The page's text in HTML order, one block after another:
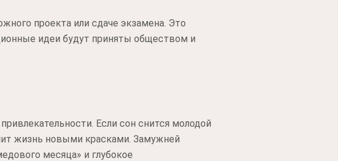
проекта или сдаче экзамена. Это
идеи будут приняты обществом и
Если сон снится молодой
жизнь новыми красками. Замужней
месяца» и глубокое